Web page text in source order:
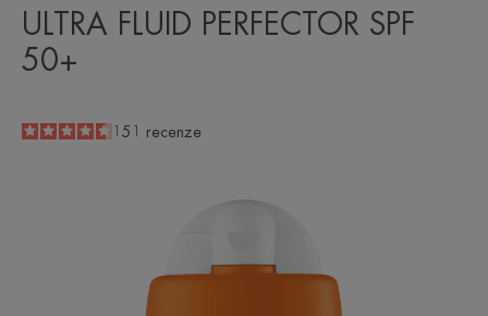
ULTRA FLUID PERFECTOR SPF
50+
4.6
/5151 recenze